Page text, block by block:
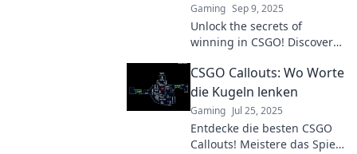
Gaming Sep 9, 2025
Unlock the secrets of
winning in CSGO! Discover
turn the tide in your favor
and elevate your gameplay.
CSGO Callouts: Wo Worte
die Kugeln lenken
Gaming Jul 25, 2025
Entdecke die besten CSGO
Callouts! Meistere das Spiel